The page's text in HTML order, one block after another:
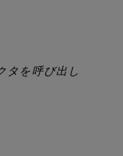
タを呼び出し